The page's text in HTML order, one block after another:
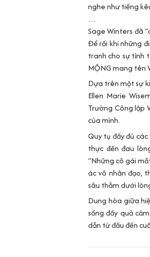
nghe như tiếng
…
Sage Winters đã
Để rồi khi những
tranh cho sự tỉnh
MỘNG mang tên
Dựa trên một sự
Ellen Marie
Trường Công lập
của mình.
Quy tụ đầy đủ
thực đến đau
“Những cô gái
ác vô nhân đạo,
sâu thẳm dưới
Dung hòa giữa
sống đầy quả
dẫn từ đầu đến